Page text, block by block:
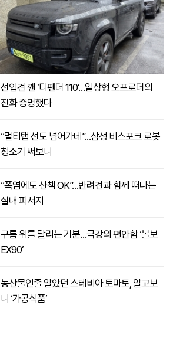
선입견 깬 ‘디펜더 110’…일상형 오프로더의
진화 증명했다
“멀티탭 선도 넘어가네”…삼성 비스포크 로봇
청소기 써보니
“폭염에도 산책 OK”…반려견과 함께 떠나는
실내 피서지
구름 위를 달리는 기분…극강의 편안함 ‘볼보
EX90’
농산물인줄 알았던 스테비아 토마토, 알고보
니 ‘가공식품’